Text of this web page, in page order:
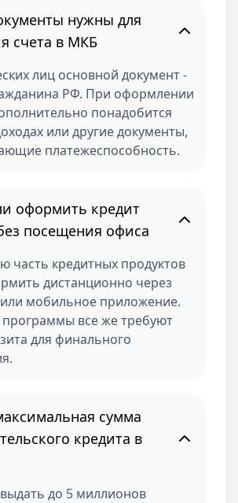
нужны для
счета в МКБ
лиц основной документ -
РФ. При оформлении
понадобится
или другие документы,
платежеспособность.
оформить кредит
посещения офиса
часть кредитных продуктов
дистанционно через
или мобильное приложение.
все же требуют
для финального
сумма
кредита в
до 5 миллионов